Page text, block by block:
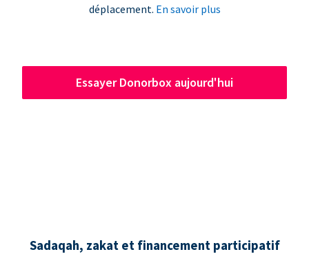
déplacement. En savoir plus
Essayer Donorbox aujourd'hui
Sadaqah, zakat et financement participatif